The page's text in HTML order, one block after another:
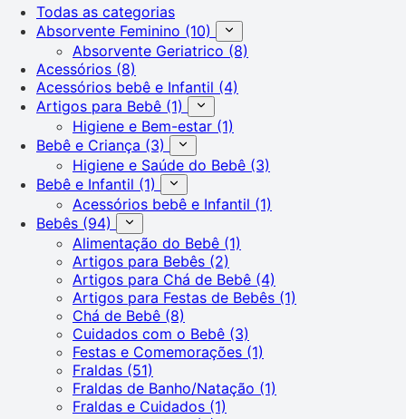
Todas as categorias
Absorvente Feminino (10)
Absorvente Geriatrico (8)
Acessórios (8)
Acessórios bebê e Infantil (4)
Artigos para Bebê (1)
Higiene e Bem-estar (1)
Bebê e Criança (3)
Higiene e Saúde do Bebê (3)
Bebê e Infantil (1)
Acessórios bebê e Infantil (1)
Bebês (94)
Alimentação do Bebê (1)
Artigos para Bebês (2)
Artigos para Chá de Bebê (4)
Artigos para Festas de Bebês (1)
Chá de Bebê (8)
Cuidados com o Bebê (3)
Festas e Comemorações (1)
Fraldas (51)
Fraldas de Banho/Natação (1)
Fraldas e Cuidados (1)